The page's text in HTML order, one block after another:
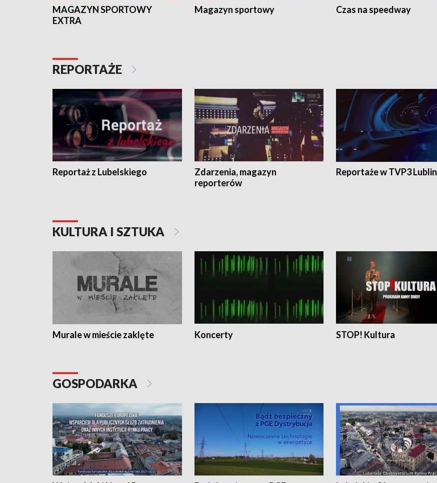
MAGAZYN SPORTOWY
EXTRA
Magazyn sportowy Czas na speedway
REPORTAŻE
Reportaż z Lubelskiego
Zdarzenia, magazyn
reporterów
Reportaże w TVP3 Lublin
KULTURA I SZTUKA
Murale w mieście zaklęte Koncerty STOP! Kultura
GOSPODARKA